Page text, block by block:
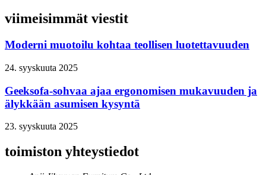
viimeisimmät viestit
Moderni muotoilu kohtaa teollisen luotettavuuden
24. syyskuuta 2025
Geeksofa-sohvaa ajaa ergonomisen mukavuuden ja
älykkään asumisen kysyntä
23. syyskuuta 2025
toimiston yhteystiedot